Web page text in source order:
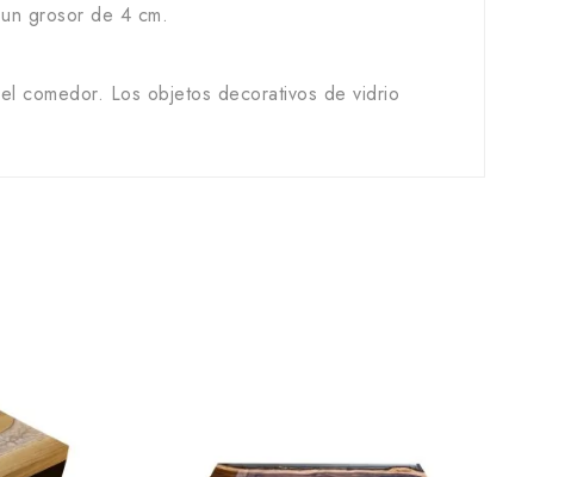
grosor de 4 cm.
comedor. Los objetos decorativos de vidrio